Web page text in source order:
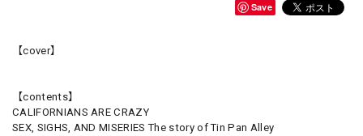
Save
【cover】
【contents】
CALIFORNIANS ARE CRAZY
SEX, SIGHS, AND MISERIES The story of Tin Pan Alley